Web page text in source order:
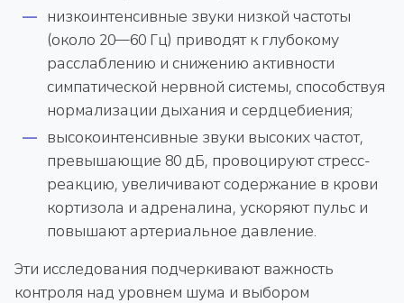
низкоинтенсивные звуки низкой частоты
(около 20—60 Гц) приводят к глубокому
расслаблению и снижению активности
симпатической нервной системы, способствуя
нормализации дыхания и сердцебиения;
высокоинтенсивные звуки высоких частот,
превышающие 80 дБ, провоцируют стресс-
реакцию, увеличивают содержание в крови
кортизола и адреналина, ускоряют пульс и
повышают артериальное давление.
Эти исследования подчеркивают важность
контроля над уровнем шума и выбором